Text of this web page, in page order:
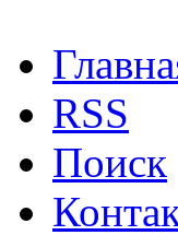
RSS
Поиск